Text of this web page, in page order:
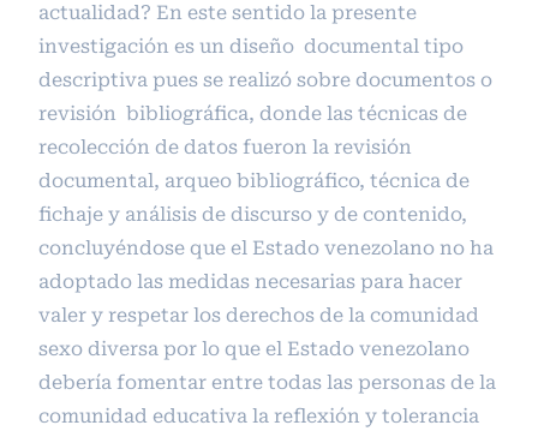
actualidad? En este sentido la presente
investigación es un diseño documental tipo
descriptiva pues se realizó sobre documentos o
revisión bibliográfica, donde las técnicas de
recolección de datos fueron la revisión
documental, arqueo bibliográfico, técnica de
fichaje y análisis de discurso y de contenido,
concluyéndose que el Estado venezolano no ha
adoptado las medidas necesarias para hacer
valer y respetar los derechos de la comunidad
sexo diversa por lo que el Estado venezolano
debería fomentar entre todas las personas de la
comunidad educativa la reflexión y tolerancia